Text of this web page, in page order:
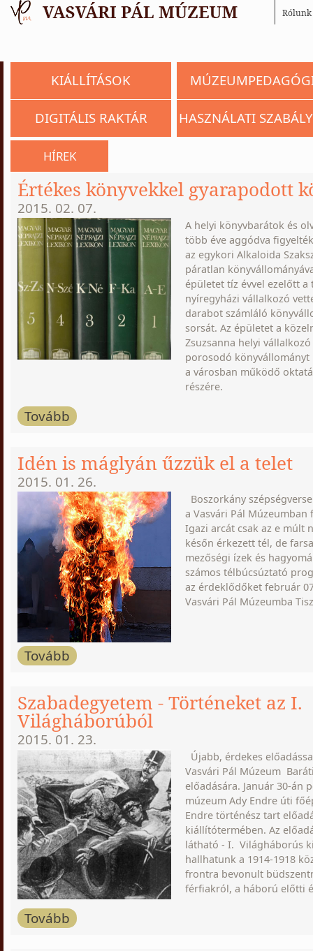
Rólunk
KIÁLLÍTÁSOK
DIGITÁLIS RAKTÁR HASZNÁLATI
HÍREK
Értékes könyvekkel gyarapodott
2015. 02. 07.
A helyi könyvbarátok és
több éve aggódva
az egykori Alkaloida
páratlan
épületet tíz évvel ezelőtt a
nyíregyházi vállalkozó
darabot számláló
sorsát. Az épületet a
Zsuzsanna helyi
porosodó
a városban működő
részére.
Tovább
Idén is máglyán űzzük el a telet
2015. 01. 26.
Boszorkány
a Vasvári Pál
Igazi arcát csak az e múlt
későn érkezett tél, de
mezőségi ízek és
számos télbúcsúztató
az érdeklődőket február
Vasvári Pál Múzeumba
Tovább
Szabadegyetem - Történeket az I.
Világháborúból
2015. 01. 23.
Újabb, érdekes
Vasvári Pál Múzeum
előadására. Január 30-án
múzeum Ady Endre úti
Endre történész tart
kiállítótermében. Az
látható - I. Világháborús
hallhatunk a 1914-1918
frontra bevonult
férfiakról, a háború előtti
Tovább